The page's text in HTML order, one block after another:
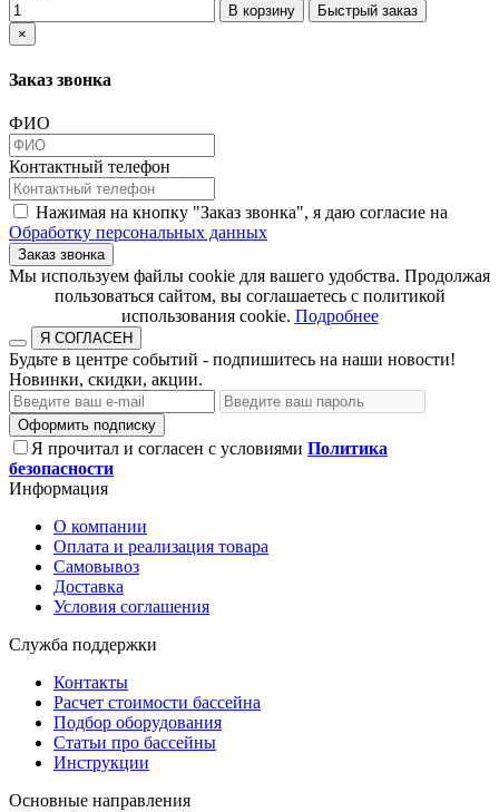
В корзину
Быстрый заказ
×
Заказ звонка
ФИО
Контактный телефон
Нажимая на кнопку "Заказ звонка", я даю согласие на
Обработку персональных данных
Заказ звонка
​​​​​​​Мы используем файлы cookie для вашего удобства. Продолжая
пользоваться сайтом, вы соглашаетесь с политикой
использования cookie.​​​​​​​ Подробнее
Я СОГЛАСЕН
Будьте в центре событий - подпишитесь на наши новости!
Новинки, скидки, акции.
Оформить подписку
Я прочитал и согласен с условиями Политика
безопасности
Информация
О компании
Оплата и реализация товара
Самовывоз
Доставка
Условия соглашения
Служба поддержки
Контакты
Расчет стоимости бассейна
Подбор оборудования
Статьи про бассейны
Инструкции
Основные направления